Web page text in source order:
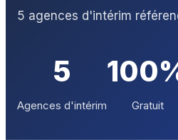
5 agences d'intérim
5
Agences d'intérim Gratuit